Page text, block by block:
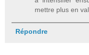
mettre plus en
Répondre